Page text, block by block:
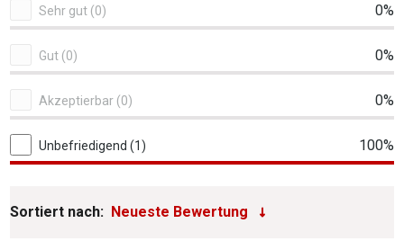
Sehr gut (0) 0%
Gut (0) 0%
Akzeptierbar (0) 0%
Unbefriedigend (1) 100%
Sortiert nach: